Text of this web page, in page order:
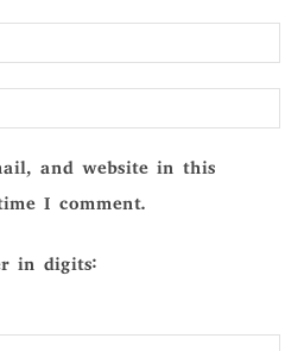
and website in this
I comment.
in digits: